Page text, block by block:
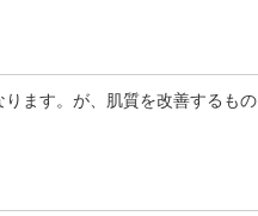
ます。が、肌質を改善するもの